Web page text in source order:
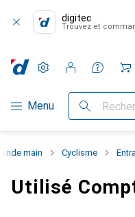
digitec
Trouvez et
Navigation par catégorie
Menu Recherche
Paramètres
Compte client
Listes de comparaison
Listes d'envies
Panier
main Cyclisme
Utilisé